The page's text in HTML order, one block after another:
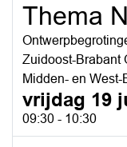
Thema
Zuidoost-Brabant
Midden- en
vrijdag 19
09:30 - 10:30